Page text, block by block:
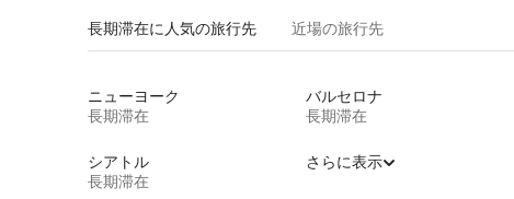
長期滞在に人気の旅行先 近場の旅行先
ニューヨーク
長期滞在
バルセロナ
長期滞在
シアトル
長期滞在
さらに表示